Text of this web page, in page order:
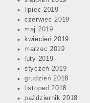
lipiec 2019
czerwiec 2019
maj 2019
kwiecień 2019
marzec 2019
luty 2019
styczeń 2019
grudzień 2018
listopad 2018
październik 2018